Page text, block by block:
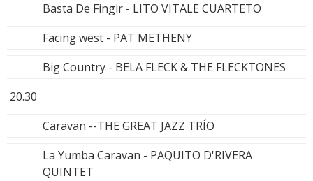
Basta De Fingir - LITO VITALE CUARTETO
Facing west - PAT METHENY
Big Country - BELA FLECK & THE FLECKTONES
20.30
Caravan --THE GREAT JAZZ TRÍO
La Yumba Caravan - PAQUITO D'RIVERA
QUINTET